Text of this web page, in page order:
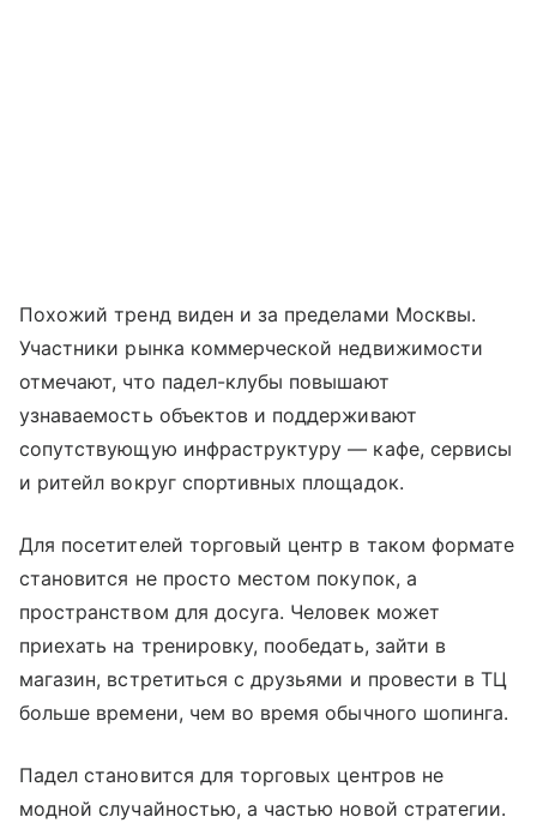
Похожий тренд виден и за пределами Москвы.
Участники рынка коммерческой недвижимости
отмечают, что падел-клубы повышают
узнаваемость объектов и поддерживают
сопутствующую инфраструктуру — кафе, сервисы
и ритейл вокруг спортивных площадок.
Для посетителей торговый центр в таком формате
становится не просто местом покупок, а
пространством для досуга. Человек может
приехать на тренировку, пообедать, зайти в
магазин, встретиться с друзьями и провести в ТЦ
больше времени, чем во время обычного шопинга.
Падел становится для торговых центров не
модной случайностью, а частью новой стратегии.